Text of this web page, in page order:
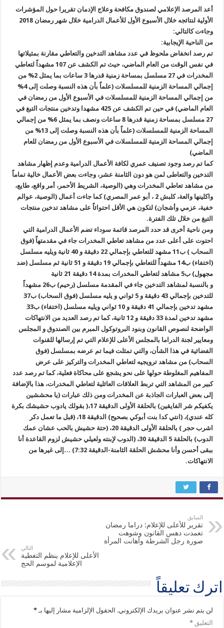
أعد المرصد الإعلامي لصندوق مكافحة وعلاج الإدمان تقريرا حول المؤشرات
الأولية لنتائجه خلال الأسبوع الأول للأعمال الدرامية خلال شهر رمضان 2018
وجاءت كالتالي:
من الناحية الإيجابية:
تم رصد انخفاض ملحوظ في عدد مشاهد التدخين والتعاطي مقارنة بمثيلاتها
في نفس الوقت من العام الماضي، حيث تم الكشف عن 107 مشهداً لتعاطي
المخدرات في 27 مسلسل بمساحة زمنية قدرها 3 ساعات بما يمثل 2% من
إجمالي المساحة الزمنية للمسلسلات (علماً بأن هذه النسبة وصلت إلى 4%
من إجمالي المساحة الزمنية للمسلسلات في الأسبوع الأول من رمضان في
العام الماضي) في حين تم الكشف عن 425 مشهدا وتدخين منتجات التبغ في
27 مسلسل بمساحة زمنية قدرها 8 ساعات ونصف بما يمثل 6% من إجمالي
المساحة الزمنية للمسلسلات (علماً بأن هذه النسبة وصلت إلى 13% من
إجمالي المساحة الزمنية للمسلسلات في الأسبوع الأول من رمضان للعام
الماضي)
كما تم رصد وجود تصنيف عمري لكافة الأعمال الدرامية وعدم إظهار مشاهد
التدخين والتعاطى لمن هو دون الثامنة عشر، وجاءت بعض الأعمال خالية تماماً
من مشاهد تعاطي المخدرات وهي (الوصية، الشريط الأحمر، أمر واقع، طايع،
واكلينها والعة، كلبش 2 ، أبو عمر المصري) كما جاءت أعمال (الوصية، عوالم
خفية، عزمي وأشجان) لتكون هي الأقل احتوائاً على مشاهد تدخين منتجات
التبغ من خلال تلك الفترة.
ومن ناحية أخرى قد حدد المرصد قائمة سوداء تضم الأعمال الدرامية التي
احتوت على أعلى عدد من مشاهد تعاطي المخدرات جاء في مقدمتهاً (فوق
السحاب ) ب11 مشهد للتعاطي بإجمالي 22 دقيقة و 40 ثانية ويليه مسلسل
(اختفاء) ب14 مشهداً للتعاطي بإجمالي 19 دقيقة و 51 ثانية ثم مسلسل (ضد
مجهول) ب5 مشاهد لتعاطي المخدرات بمدة 14 دقيقة 21 ثانية
و بالنسبة لمشاهد التدخين جاء في المقدمة مسلسل (رحيم) ب26 مشهداً
للتدخين بإجمالي 43 دقيقة و 5 ثواني و يليه مسلسل (فوق السحاب) ب37
مشهد تدخين بإجمالي 41 دقيقة و 10 ثواني ويليه مسلسل (اختفاء) ب33
مشهد تدخين لمدة 33 دقيقة و 12 ثانية، كما تم رصد العديد من الانتهاكات
الواضحة لنصوص القانون وبنود البروتوكول المبرم بين الصندوق و المجلس
ومعايير لجنة الدراما بالمجلس الأعلى للإعلام التي تم إرسالها للقنوات
الفضائية في هذا الشأن، والتي تمثلت فيما تم عرضه بمسلسل (فوق
السحاب) من مشاهد ترويجيه لتعاطي المخدرات والتركيز على عرض
المفاهيم المغلوطة حولها على نحو يشجع على محاكاة فعلية، كما تم رصد عدد
كبير من المشاهد التي تربط العلاقات العائلية لتعاطي المخدرات، هذا بالإضافة
إلى بعض العبارات الجاذبة عن المخدرات ومن ذلك عبارات (يا محششين
يكفيكم شر الفايقين) بالحلقة الأولى الدقيقة 17،( بقولك يادوب حشيشك بكرة
كله عندي)، (انتي كدا بنت أبوكي بصحيح) الدقيقة 18، (قبل ما تعمل دكر
اشرب حجر ) بالحلقة الأولى الدقيقة 20، (حتة حشيش بالحب عشان عمك
الدوب) بالحلقة 5 الدقيقة 30، (الدوب لإبنته ولعيلي حشيش لزوم القاعدة أنا
ببقى أحسن وأنا محشش الحلقة الثامنة-الدقيقة 7:32) …إلى غيرها من
الانتهاكات.
السابق
تقرير للأعلى للإعلام: دراما رمضان
تعمدت دهس القانون وشوهت
صورة رجل الشرطة وأهانت المرأة
التالي
الأعلى للإعلام ينظم التغطية
الإعلامية لموسم الحج
اترك تعليقاً
لن يتم نشر عنوان بريدك الإلكتروني. الحقول الإلزامية مشار إليها بـ*
التعليق*